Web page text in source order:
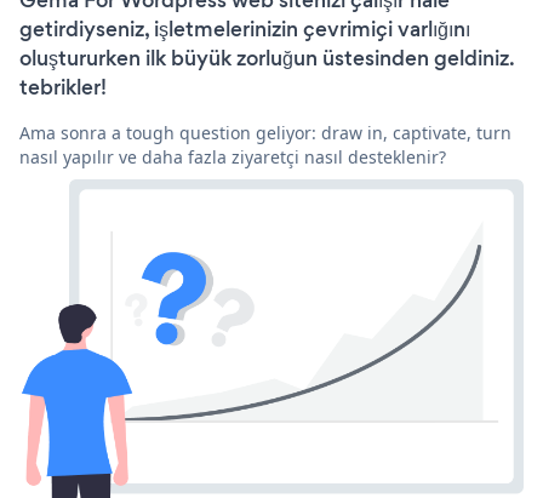
getirdiyseniz, işletmelerinizin çevrimiçi varlığını
oluştururken ilk büyük zorluğun üstesinden geldiniz.
tebrikler!
Ama sonra a tough question geliyor: draw in, captivate, turn
nasıl yapılır ve daha fazla ziyaretçi nasıl desteklenir?